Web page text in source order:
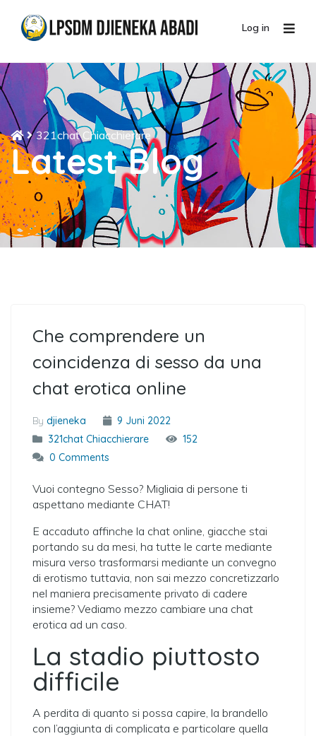
Log in
321chat Chiacchierare
Latest Blog
Che comprendere un
coincidenza di sesso da una
chat erotica online
By djieneka
9 Juni 2022
321chat Chiacchierare
152
0 Comments
Vuoi contegno Sesso? Migliaia di persone ti
aspettano mediante CHAT!
E accaduto affinche la chat online, giacche stai
portando su da mesi, ha tutte le carte mediante
misura verso trasformarsi mediante un convegno
di erotismo tuttavia, non sai mezzo concretizzarlo
nel maniera precisamente privato di cadere
insieme? Vediamo mezzo cambiare una chat
erotica ad un caso.
La stadio piuttosto
difficile
A perdita di quanto si possa capire, la brandello
con l’aggiunta di complicata e particolare quella